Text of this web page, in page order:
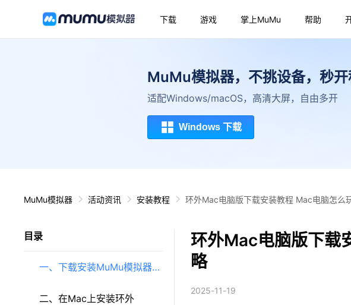
下载 游戏 掌上MuMu 帮助
MuMu模拟器，不挑设备，秒开
适配Windows/macOS，高清大屏，自由多开
Windows 下载
MuMu模拟器 活动资讯 安装教程 环外Mac电脑版下载安装教程 Mac电脑怎么
目录
一、下载安装MuMu模拟器
（macOS）（原MuMu模拟
二、在Mac上安装环外
环外Mac电脑版下载
略
2025-11-19